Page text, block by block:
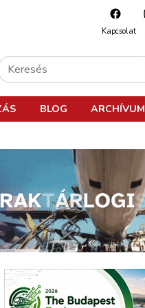
Kapcsolat
BLOG ARCHÍVUM